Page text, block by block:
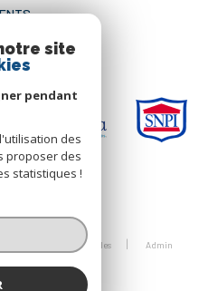
réservés
Mentions légales
Admin
site
pendant
des
proposer des
statistiques !